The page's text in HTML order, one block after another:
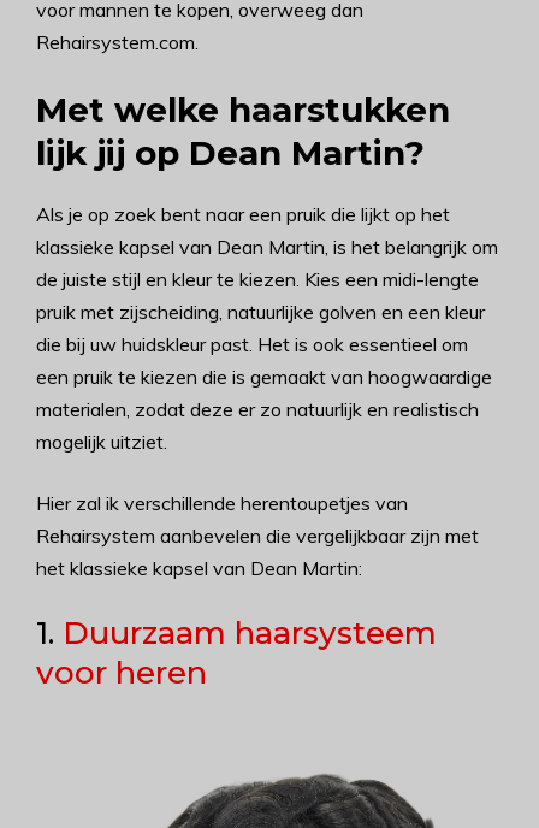
voor mannen te kopen, overweeg dan
Rehairsystem.com.
Met welke haarstukken
lijk jij op Dean Martin?
Als je op zoek bent naar een pruik die lijkt op het
klassieke kapsel van Dean Martin, is het belangrijk om
de juiste stijl en kleur te kiezen. Kies een midi-lengte
pruik met zijscheiding, natuurlijke golven en een kleur
die bij uw huidskleur past. Het is ook essentieel om
een pruik te kiezen die is gemaakt van hoogwaardige
materialen, zodat deze er zo natuurlijk en realistisch
mogelijk uitziet.
Hier zal ik verschillende herentoupetjes van
Rehairsystem aanbevelen die vergelijkbaar zijn met
het klassieke kapsel van Dean Martin:
1. Duurzaam haarsysteem
voor heren